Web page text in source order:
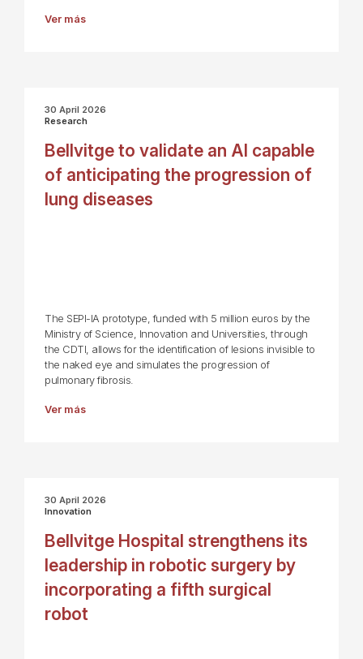
Ver más
30 April 2026
Research
Bellvitge to validate an AI capable
of anticipating the progression of
lung diseases
The SEPI-IA prototype, funded with 5 million euros by the
Ministry of Science, Innovation and Universities, through
the CDTI, allows for the identification of lesions invisible to
the naked eye and simulates the progression of
pulmonary fibrosis.
Ver más
30 April 2026
Innovation
Bellvitge Hospital strengthens its
leadership in robotic surgery by
incorporating a fifth surgical
robot